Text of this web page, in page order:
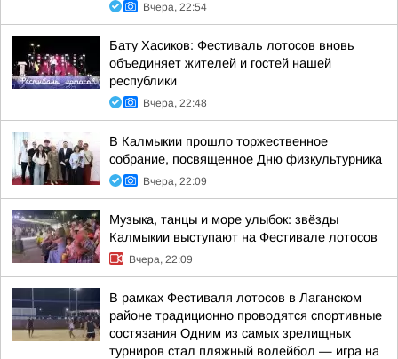
Вчера, 22:54
Бату Хасиков: Фестиваль лотосов вновь
объединяет жителей и гостей нашей
республики
Вчера, 22:48
В Калмыкии прошло торжественное
собрание, посвященное Дню физкультурника
Вчера, 22:09
Музыка, танцы и море улыбок: звёзды
Калмыкии выступают на Фестивале лотосов
Вчера, 22:09
В рамках Фестиваля лотосов в Лаганском
районе традиционно проводятся спортивные
состязания Одним из самых зрелищных
турниров стал пляжный волейбол — игра на